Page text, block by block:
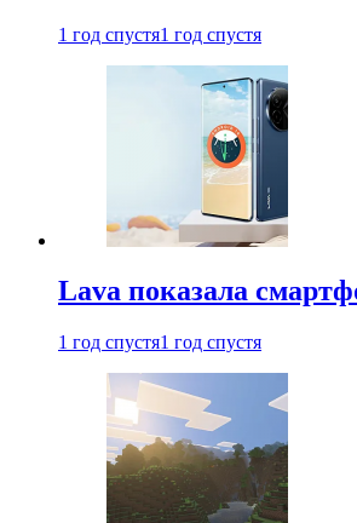
1 год спустя1 год спустя
Lava показала
1 год спустя1 год спустя